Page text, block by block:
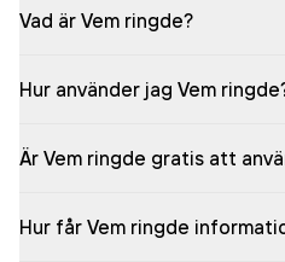
Vad är Vem ringde?
Hur använder jag Vem
Är Vem ringde gratis att
Hur får Vem ringde